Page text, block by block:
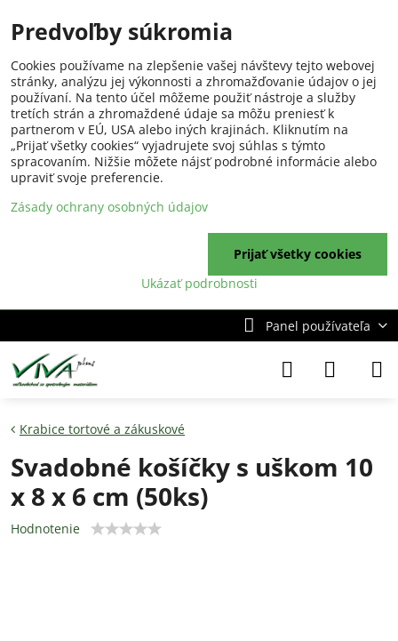
Panel používateľa
Krabice tortové a zákuskové
Svadobné košíčky s uškom 10
x 8 x 6 cm (50ks)
Hodnotenie
Predvoľby súkromia
Cookies používame na zlepšenie vašej návštevy tejto webovej
stránky, analýzu jej výkonnosti a zhromažďovanie údajov o jej
používaní. Na tento účel môžeme použiť nástroje a služby
tretích strán a zhromaždené údaje sa môžu preniesť k
partnerom v EÚ, USA alebo iných krajinách. Kliknutím na
„Prijať všetky cookies“ vyjadrujete svoj súhlas s týmto
spracovaním. Nižšie môžete nájsť podrobné informácie alebo
upraviť svoje preferencie.
Zásady ochrany osobných údajov
Ukázať podrobnosti
Prijať všetky cookies